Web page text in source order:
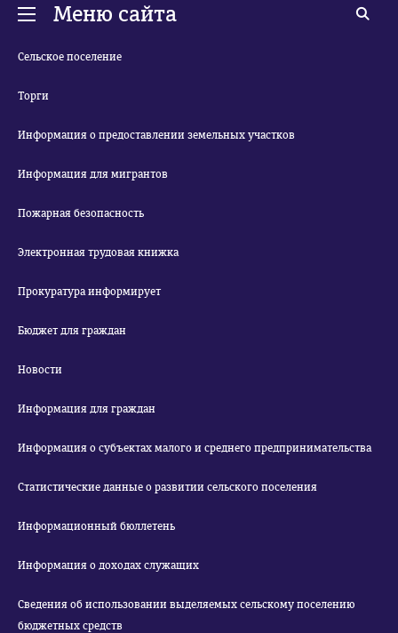
Меню сайта
Сельское поселение
Торги
Информация о предоставлении земельных участков
Информация для мигрантов
Пожарная безопасность
Электронная трудовая книжка
Прокуратура информирует
Бюджет для граждан
Новости
Информация для граждан
Информация о субъектах малого и среднего предпринимательства
Статистические данные о развитии сельского поселения
Информационный бюллетень
Информация о доходах служащих
Сведения об использовании выделяемых сельскому поселению
бюджетных средств